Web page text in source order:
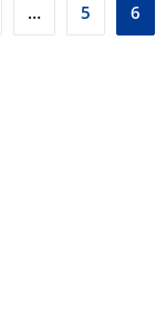
… 5 6